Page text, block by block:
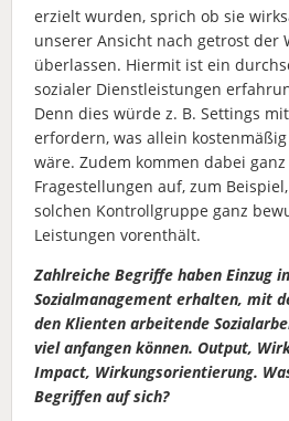
erzielt wurden, sprich ob sie
unserer Ansicht nach getrost der
überlassen. Hiermit ist ein
sozialer Dienstleistungen
Denn dies würde z. B. Settings
erfordern, was allein
wäre. Zudem kommen dabei
Fragestellungen auf, zum
solchen Kontrollgruppe ganz
Leistungen vorenthält.
Zahlreiche Begriffe haben Einzug
Sozialmanagement erhalten, mit
den Klienten arbeitende
viel anfangen können. Output,
Impact, Wirkungsorientierung.
Begriffen auf sich?